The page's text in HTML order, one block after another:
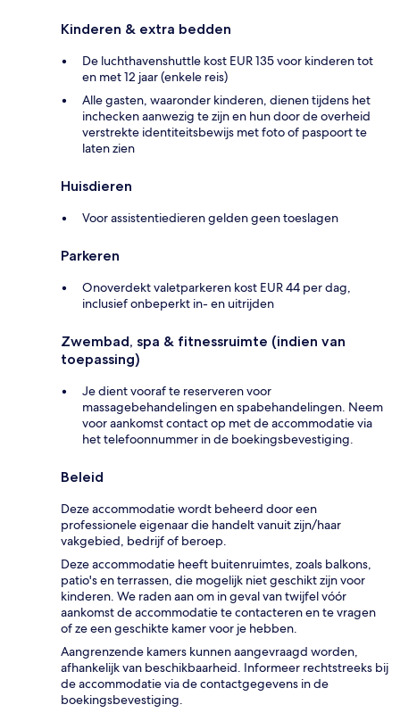
Kinderen & extra bedden
De luchthavenshuttle kost EUR 135 voor kinderen tot
en met 12 jaar (enkele reis)
Alle gasten, waaronder kinderen, dienen tijdens het
inchecken aanwezig te zijn en hun door de overheid
verstrekte identiteitsbewijs met foto of paspoort te
laten zien
Huisdieren
Voor assistentiedieren gelden geen toeslagen
Parkeren
Onoverdekt valetparkeren kost EUR 44 per dag,
inclusief onbeperkt in- en uitrijden
Zwembad, spa & fitnessruimte (indien van
toepassing)
Je dient vooraf te reserveren voor
massagebehandelingen en spabehandelingen. Neem
voor aankomst contact op met de accommodatie via
het telefoonnummer in de boekingsbevestiging.
Beleid
Deze accommodatie wordt beheerd door een
professionele eigenaar die handelt vanuit zijn/haar
vakgebied, bedrijf of beroep.
Deze accommodatie heeft buitenruimtes, zoals balkons,
patio's en terrassen, die mogelijk niet geschikt zijn voor
kinderen. We raden aan om in geval van twijfel vóór
aankomst de accommodatie te contacteren en te vragen
of ze een geschikte kamer voor je hebben.
Aangrenzende kamers kunnen aangevraagd worden,
afhankelijk van beschikbaarheid. Informeer rechtstreeks bij
de accommodatie via de contactgegevens in de
boekingsbevestiging.